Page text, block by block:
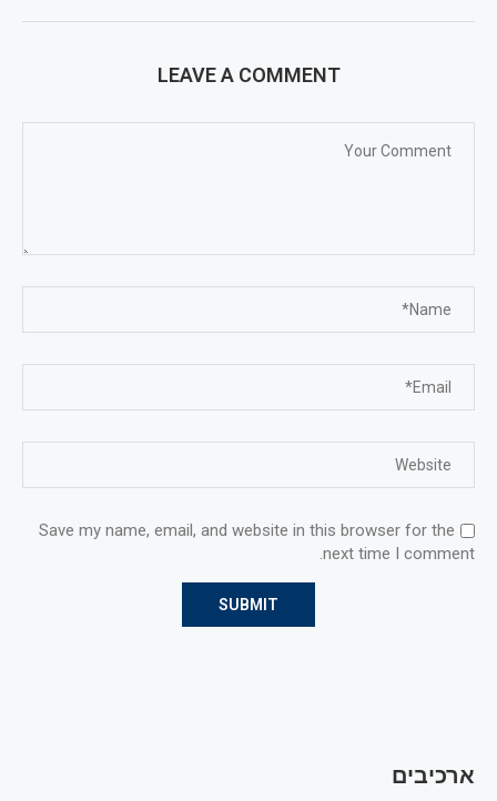
LEAVE A COMMENT
Save my name, email, and website in this browser for the
next time I comment.
ארכיבים